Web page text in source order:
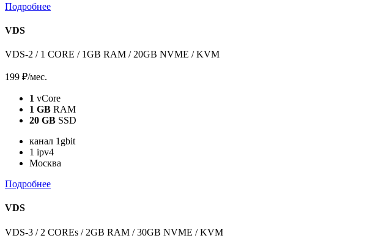
Подробнее
VDS
VDS-2 / 1 CORE / 1GB RAM / 20GB NVME / KVM
199 ₽/мес.
1 vCore
1 GB RAM
20 GB SSD
канал 1gbit
1 ipv4
Москва
Подробнее
VDS
VDS-3 / 2 COREs / 2GB RAM / 30GB NVME / KVM